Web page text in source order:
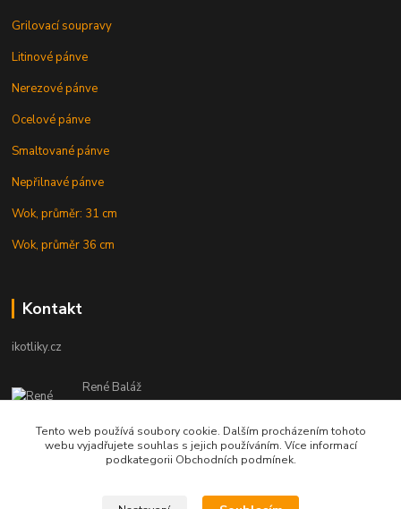
Grilovací soupravy
Litinové pánve
Nerezové pánve
Ocelové pánve
Smaltované pánve
Nepřilnavé pánve
Wok, průměr: 31 cm
Wok, průměr 36 cm
Kontakt
ikotliky.cz
René Baláž
Eshop: +421 902 212 007
od 8:00 - do 16:00 hod
info@ikotliky.cz
Tento web používá soubory cookie. Dalším procházením tohoto
webu vyjadřujete souhlas s jejich používáním. Více informací
podkategorii Obchodních podmínek.